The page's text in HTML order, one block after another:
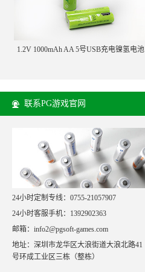
1.2V 1000mAh AA 5号USB充电镍氢电池
联系PG游戏官网
24小时定制专线：0755-21057907
24小时客服手机：1392902363
邮箱：info2@pgsoft-games.com
地址：深圳市龙华区大浪街道大浪北路41
号环成工业区三栋（整栋）